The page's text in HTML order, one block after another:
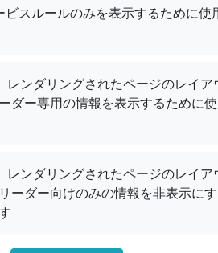
ビスルールのみを表示するために使
レンダリングされたページのレイア
ダー専用の情報を表示するために
レンダリングされたページのレイア
ーダー向けのみの情報を非表示に